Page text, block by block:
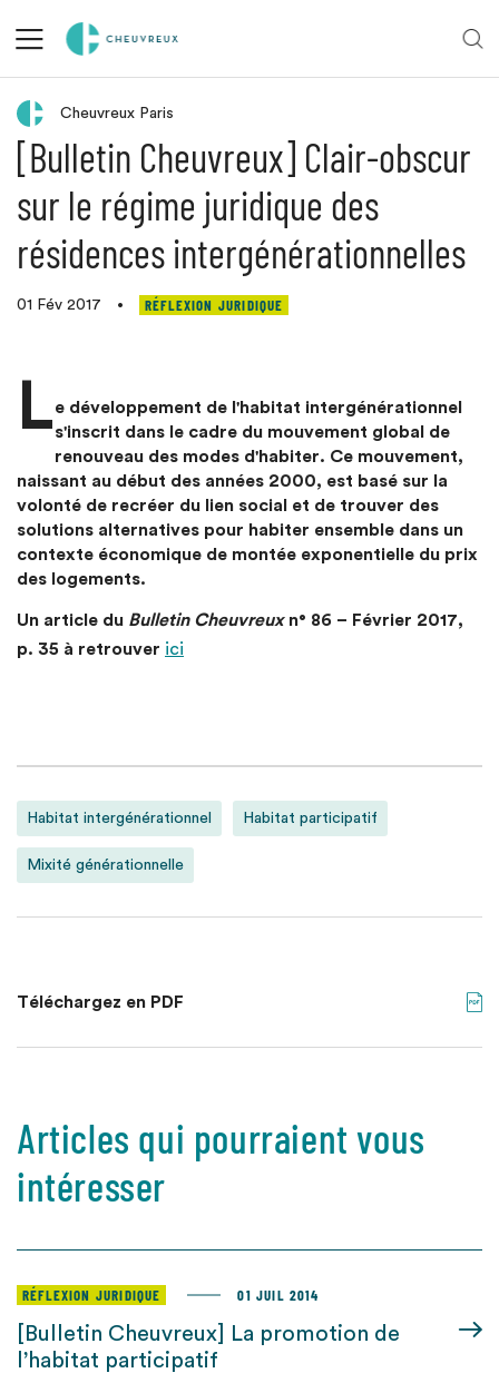
Retour aux actualités
Cheuvreux Paris
[Bulletin Cheuvreux] Clair-obscur
sur le régime juridique des
résidences intergénérationnelles
01 Fév 2017 • RÉFLEXION JURIDIQUE
Le développement de l'habitat intergénérationnel
s'inscrit dans le cadre du mouvement global de
renouveau des modes d'habiter. Ce mouvement,
naissant au début des années 2000, est basé sur la
volonté de recréer du lien social et de trouver des
solutions alternatives pour habiter ensemble dans un
contexte économique de montée exponentielle du prix
des logements.
Un article du Bulletin Cheuvreuxn° 86 – Février 2017,
p. 35 à retrouver ici
Habitat intergénérationnel Habitat participatif
Mixité générationnelle
Téléchargez en PDF
Articles qui pourraient vous
intéresser
RÉFLEXION JURIDIQUE 01 JUIL 2014
[Bulletin Cheuvreux] La promotion de
l’habitat participatif